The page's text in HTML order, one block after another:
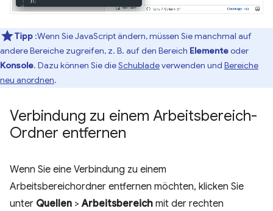
Tipp :Wenn Sie JavaScript ändern, müssen Sie manchmal auf
andere Bereiche zugreifen, z. B. auf den Bereich Elementeoder
Konsole. Dazu können Sie dieSchubladeverwenden und Bereiche
neu anordnen.
Verbindung zu einem Arbeitsbereich-
Ordner entfernen
Wenn Sie eine Verbindung zu einem
Arbeitsbereichordner entfernen möchten, klicken Sie
unter Quellen >Arbeitsbereich mit der rechten